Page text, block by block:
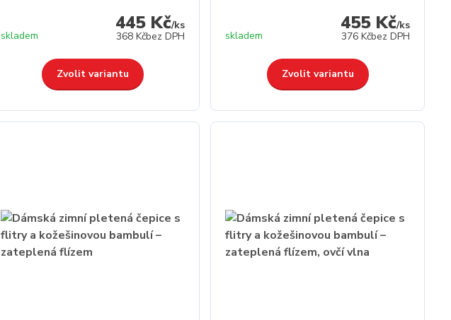
445 Kč/ks
368 Kčbez DPH
skladem
Zvolit variantu
455 Kč/ks
376 Kčbez DPH
skladem
Zvolit variantu